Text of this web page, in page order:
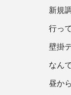
新規
行っ
壁掛
なん
昼か